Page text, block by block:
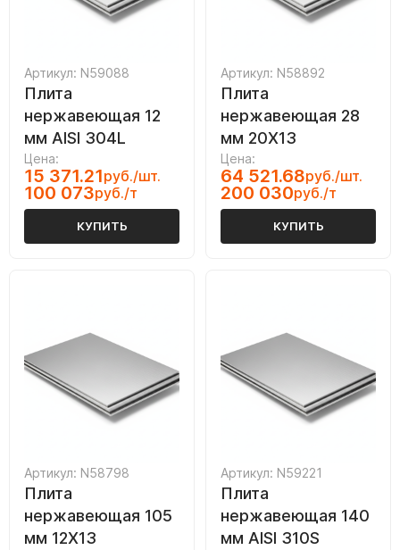
Артикул: N59088
Плита
нержавеющая 12
мм AISI 304L
Цена:
15 371.21руб./шт.
100 073руб./т
КУПИТЬ
Артикул: N58892
Плита
нержавеющая 28
мм 20Х13
Цена:
64 521.68руб./шт.
200 030руб./т
КУПИТЬ
Артикул: N58798
Плита
нержавеющая 105
мм 12Х13
Артикул: N59221
Плита
нержавеющая 140
мм AISI 310S